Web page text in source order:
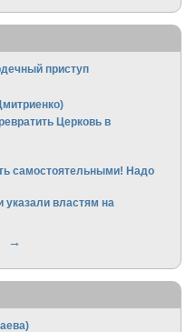
приступ
Церковь в
самостоятельными! Надо
указали властям на
→